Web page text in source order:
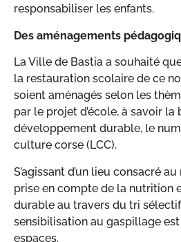
responsabiliser les enfants.
Des aménagements
La Ville de Bastia a souhaité
la restauration scolaire de ce
soient aménagés selon les
par le projet d’école, à savoir la
développement durable, le
culture corse (LCC).
S’agissant d’un lieu consacré
prise en compte de la nutrition
durable au travers du tri
sensibilisation au gaspillage
espaces.